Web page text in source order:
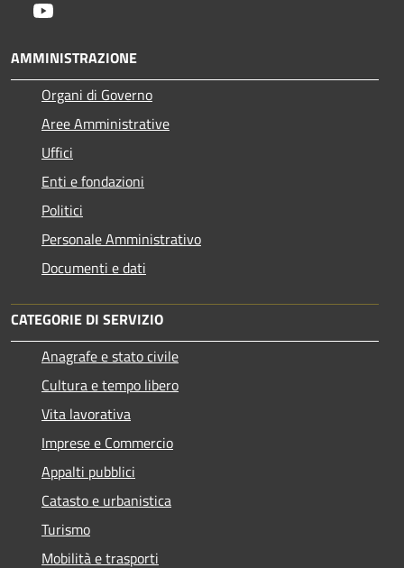
AMMINISTRAZIONE
Organi di Governo
Aree Amministrative
Uffici
Enti e fondazioni
Politici
Personale Amministrativo
Documenti e dati
CATEGORIE DI SERVIZIO
Anagrafe e stato civile
Cultura e tempo libero
Vita lavorativa
Imprese e Commercio
Appalti pubblici
Catasto e urbanistica
Turismo
Mobilità e trasporti